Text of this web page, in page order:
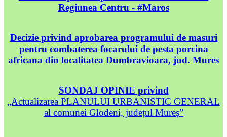
Regiunea Centru - #Maros
Decizie privind aprobarea programului de masuri
pentru combaterea focarului de pesta porcina
africana din localitatea Dumbravioara, jud. Mures
SONDAJ OPINIE privind
„Actualizarea PLANULUI URBANISTIC GENERAL
al comunei Glodeni, județul Mureș”